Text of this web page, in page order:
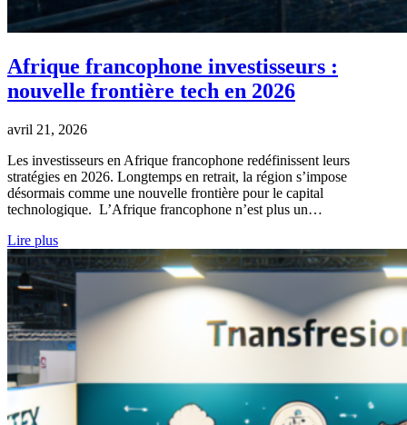
Afrique francophone investisseurs :
nouvelle frontière tech en 2026
avril 21, 2026
Les investisseurs en Afrique francophone redéfinissent leurs
stratégies en 2026. Longtemps en retrait, la région s’impose
désormais comme une nouvelle frontière pour le capital
technologique. L’Afrique francophone n’est plus un…
Lire plus